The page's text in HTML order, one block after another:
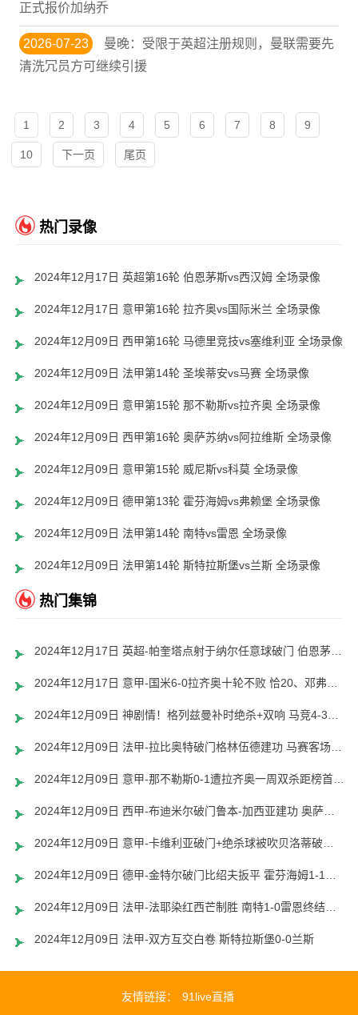
正式报价加纳乔
2026-07-23
曼晚：受限于英超注册规则，曼联需要先
清洗冗员方可继续引援
1 2 3 4 5 6 7 8 9
10 下一页 尾页
热门录像
2024年12月17日 英超第16轮 伯恩茅斯vs西汉姆 全场录像
2024年12月17日 意甲第16轮 拉齐奥vs国际米兰 全场录像
2024年12月09日 西甲第16轮 马德里竞技vs塞维利亚 全场录像
2024年12月09日 法甲第14轮 圣埃蒂安vs马赛 全场录像
2024年12月09日 意甲第15轮 那不勒斯vs拉齐奥 全场录像
2024年12月09日 西甲第16轮 奥萨苏纳vs阿拉维斯 全场录像
2024年12月09日 意甲第15轮 威尼斯vs科莫 全场录像
2024年12月09日 德甲第13轮 霍芬海姆vs弗赖堡 全场录像
2024年12月09日 法甲第14轮 南特vs雷恩 全场录像
2024年12月09日 法甲第14轮 斯特拉斯堡vs兰斯 全场录像
热门集锦
2024年12月17日 英超-帕奎塔点射于纳尔任意球破门 伯恩茅斯1-1西汉姆联赛4轮不败
2024年12月09日 法甲-拉比奥特破门格林伍德建功 马赛客场2-0圣埃蒂安联赛3连胜
2024年12月09日 意甲-那不勒斯0-1遭拉齐奥一周双杀距榜首2分 伊萨克森制胜球
2024年12月09日 西甲-布迪米尔破门鲁本-加西亚建功 奥萨苏纳2-2阿拉维斯
2024年12月09日 法甲-法耶染红西芒制胜 南特1-0雷恩终结联赛十轮不胜
2024年12月09日 法甲-双方互交白卷 斯特拉斯堡0-0兰斯
友情链接： 91live直播